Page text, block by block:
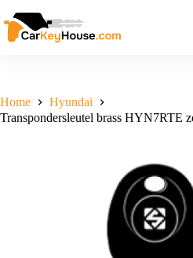
naar
de
Home
Hyundai
Transpondersleutel brass HYN7RTE